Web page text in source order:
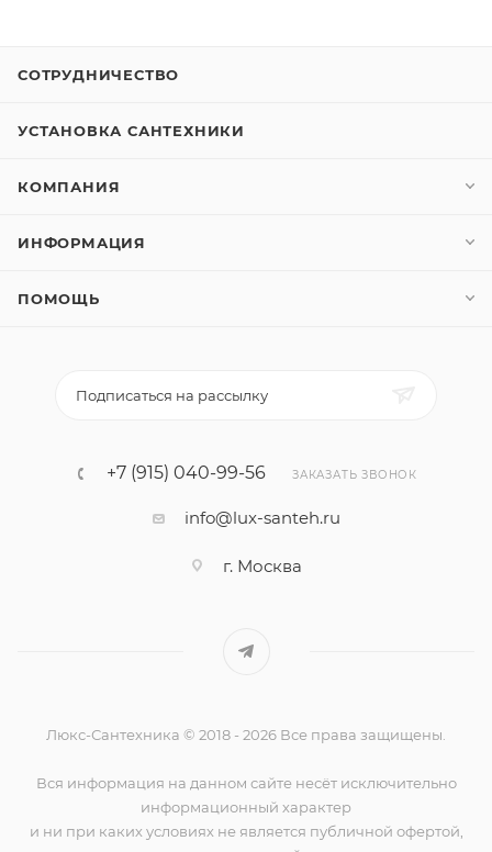
СОТРУДНИЧЕСТВО
УСТАНОВКА САНТЕХНИКИ
КОМПАНИЯ
ИНФОРМАЦИЯ
ПОМОЩЬ
Подписаться на рассылку
+7 (915) 040-99-56 ЗАКАЗАТЬ ЗВОНОК
info@lux-santeh.ru
г. Москва
Люкс-Сантехника © 2018 - 2026 Все права защищены.
Вся информация на данном сайте несёт исключительно
информационный характер
и ни при каких условиях не является публичной офертой,